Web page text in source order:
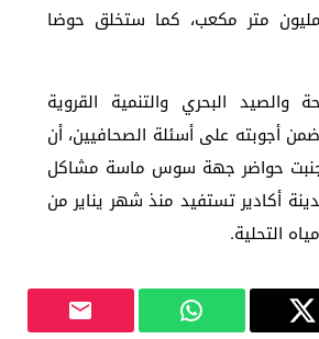
على امتداد 37 مليون متر مكعب، كما ستخلق حوضا
والصيد البحري والتنمية القروية
ضمن أجوبته على أسئلة الصحافيين، أن
جنبت حواضر جهة سوس ماسة مشاكل
أكادير تستفيد منذ شهر يناير من
التحلية.